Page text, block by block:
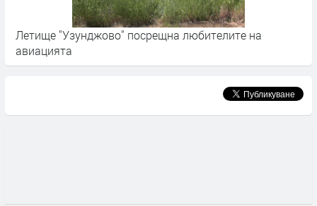
Летище "Узунджово" посрещна любителите на
авиацията